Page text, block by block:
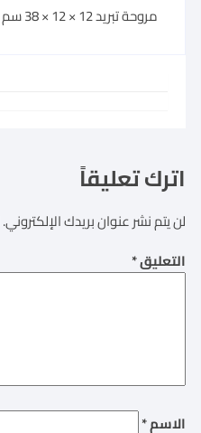
مروحة تبريد 12 × 12 × 38 سم – اسود 220 فولت
اترك تعليقاً
لن يتم نشر عنوان بريدك الإلكتروني.
التعليق*
الاسم*